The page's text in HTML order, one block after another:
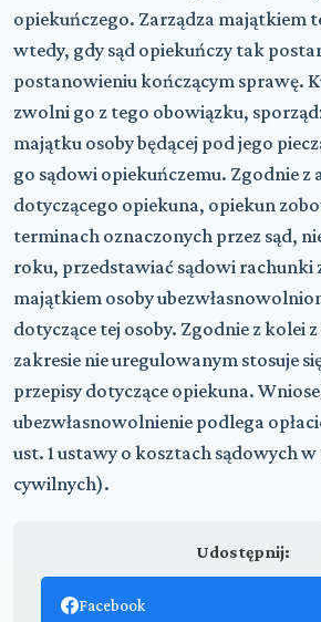
opiekuńczego. Zarządza majątkiem
wtedy, gdy sąd opiekuńczy tak
postanowieniu kończącym sprawę.
zwolni go z tego obowiązku,
majątku osoby będącej pod jego
go sądowi opiekuńczemu. Zgodnie z
dotyczącego opiekuna, opiekun
terminach oznaczonych przez sąd,
roku, przedstawiać sądowi rachunki
majątkiem osoby
dotyczące tej osoby. Zgodnie z kolei
zakresie nie uregulowanym stosuje
przepisy dotyczące opiekuna.
ubezwłasnowolnienie podlega
ust. 1 ustawy o kosztach sądowych
cywilnych).
Udostępnij:
Facebook